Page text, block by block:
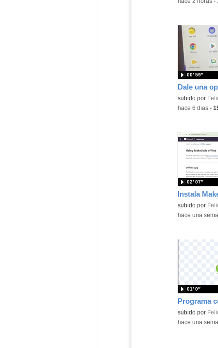
Contenido
subido por
00′ 59″
-hace 6 dias-
Contenido
subido por
02′ 07″
-hace una
Contenido
subido por
01′ 0″
-hace una